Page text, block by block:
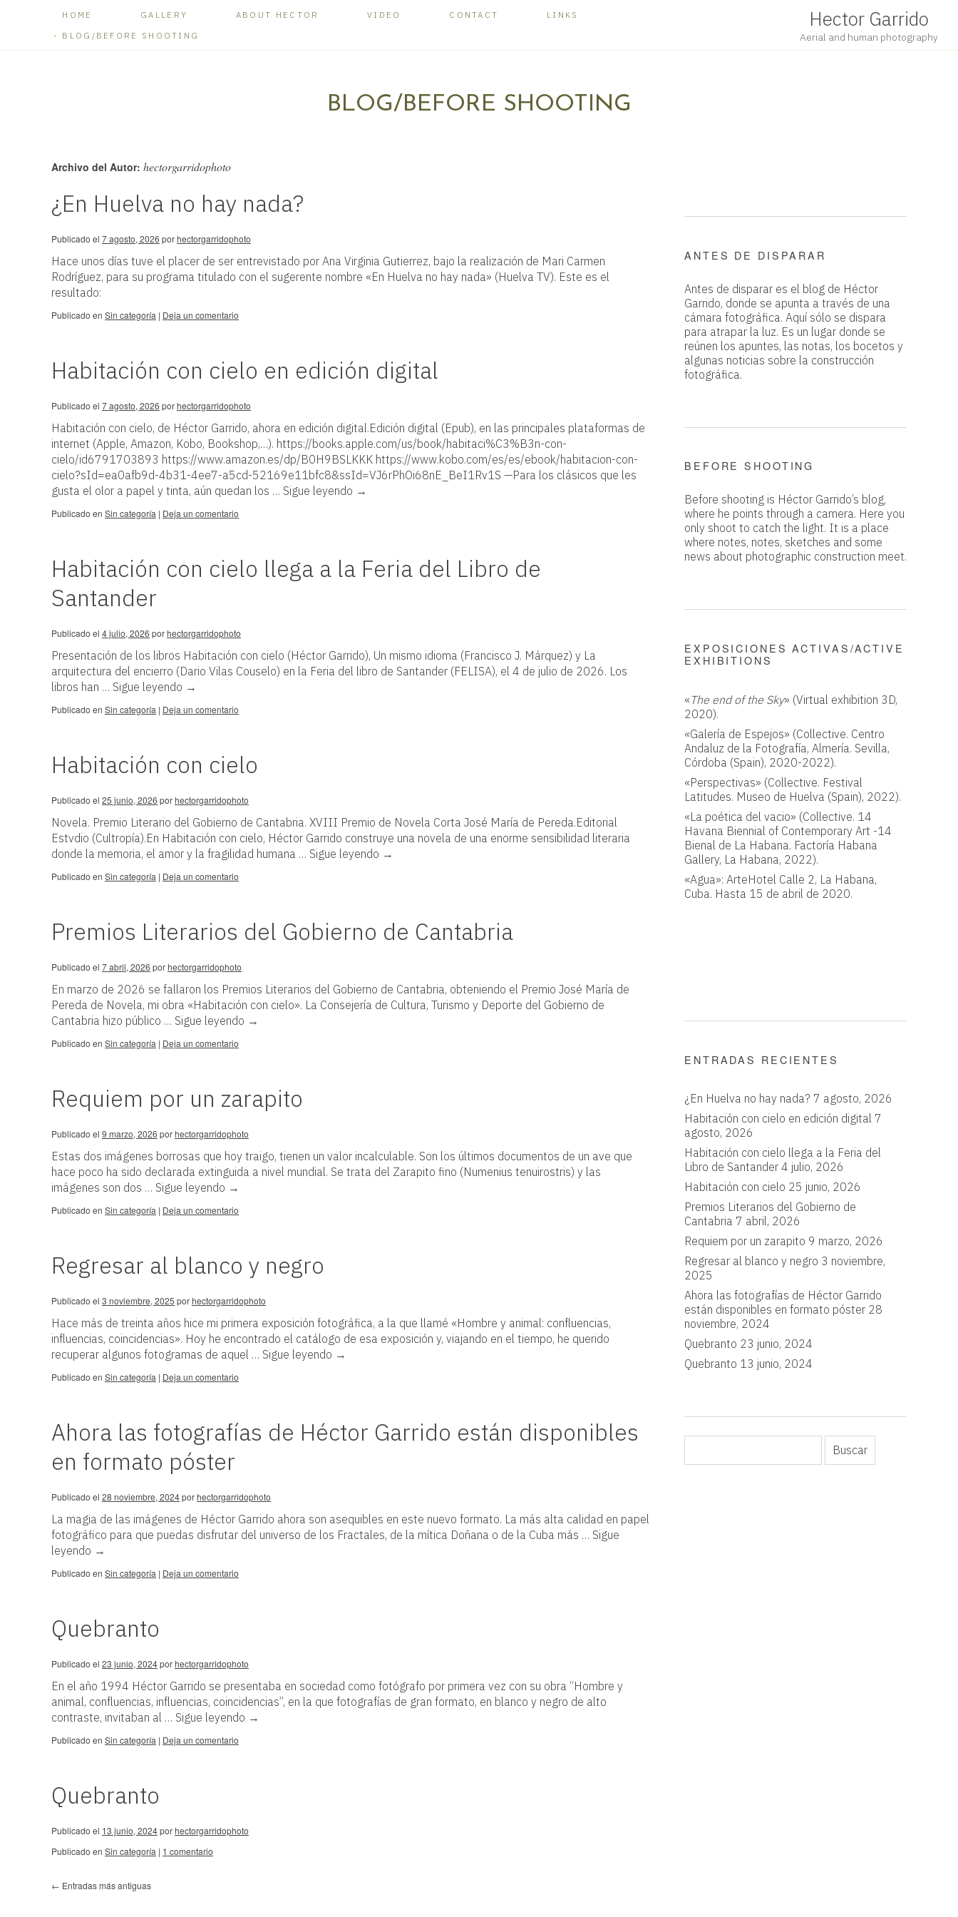
HOME GALLERY ABOUT HECTOR VIDEO CONTACT
LINKS
BLOG/BEFORE SHOOTING
Hector Garrido
Aerial and human photography
BLOG/BEFORE SHOOTING
Archivo del Autor: hectorgarridophoto
¿En Huelva no hay nada?
Publicado el 7 agosto, 2026 porhectorgarridophoto
Hace unos días tuve el placer de ser entrevistado por Ana Virginia Gutierrez, bajo la realización de Mari Carmen
Rodríguez, para su programa titulado con el sugerente nombre «En Huelva no hay nada» (Huelva TV). Este es el
resultado:
Publicado en Sin categoría | Deja un comentario
Habitación con cielo en edición digital
Publicado el 7 agosto, 2026 porhectorgarridophoto
Habitación con cielo, de Héctor Garrido, ahora en edición digital.Edición digital (Epub), en las principales plataformas de
internet (Apple, Amazon, Kobo, Bookshop,…). https://books.apple.com/us/book/habitaci%C3%B3n-con-
cielo/id6791703893 https://www.amazon.es/dp/B0H9BSLKKK https://www.kobo.com/es/es/ebook/habitacion-con-
cielo?sId=ea0afb9d-4b31-4ee7-a5cd-52169e11bfc8&ssId=VJ6rPhOi68nE_BeI1Rv1S —Para los clásicos que les
gusta el olor a papel y tinta, aún quedan los … Sigue leyendo →
Publicado en Sin categoría | Deja un comentario
Habitación con cielo llega a la Feria del Libro de
Santander
Publicado el 4 julio, 2026 porhectorgarridophoto
Presentación de los libros Habitación con cielo (Héctor Garrido), Un mismo idioma (Francisco J. Márquez) y La
arquitectura del encierro (Dario Vilas Couselo) en la Feria del libro de Santander (FELISA), el 4 de julio de 2026. Los
libros han … Sigue leyendo →
Publicado en Sin categoría | Deja un comentario
Habitación con cielo
Publicado el 25 junio, 2026 porhectorgarridophoto
Novela. Premio Literario del Gobierno de Cantabria. XVIII Premio de Novela Corta José María de Pereda.Editorial
Estvdio (Cultropía).En Habitación con cielo, Héctor Garrido construye una novela de una enorme sensibilidad literaria
donde la memoria, el amor y la fragilidad humana … Sigue leyendo →
Publicado en Sin categoría | Deja un comentario
Premios Literarios del Gobierno de Cantabria
Publicado el 7 abril, 2026 porhectorgarridophoto
En marzo de 2026 se fallaron los Premios Literarios del Gobierno de Cantabria, obteniendo el Premio José María de
Pereda de Novela, mi obra «Habitación con cielo». La Consejería de Cultura, Turismo y Deporte del Gobierno de
Cantabria hizo público … Sigue leyendo →
Publicado en Sin categoría | Deja un comentario
Requiem por un zarapito
Publicado el 9 marzo, 2026 porhectorgarridophoto
Estas dos imágenes borrosas que hoy traigo, tienen un valor incalculable. Son los últimos documentos de un ave que
hace poco ha sido declarada extinguida a nivel mundial. Se trata del Zarapito fino (Numenius tenuirostris) y las
imágenes son dos … Sigue leyendo →
Publicado en Sin categoría | Deja un comentario
Regresar al blanco y negro
Publicado el 3 noviembre, 2025 porhectorgarridophoto
Hace más de treinta años hice mi primera exposición fotográfica, a la que llamé «Hombre y animal: confluencias,
influencias, coincidencias». Hoy he encontrado el catálogo de esa exposición y, viajando en el tiempo, he querido
recuperar algunos fotogramas de aquel … Sigue leyendo →
Publicado en Sin categoría | Deja un comentario
Ahora las fotografías de Héctor Garrido están disponibles
en formato póster
Publicado el 28 noviembre, 2024porhectorgarridophoto
La magia de las imágenes de Héctor Garrido ahora son asequibles en este nuevo formato. La más alta calidad en papel
fotográfico para que puedas disfrutar del universo de los Fractales, de la mítica Doñana o de la Cuba más … Sigue
leyendo →
Publicado en Sin categoría | Deja un comentario
Quebranto
Publicado el 23 junio, 2024porhectorgarridophoto
En el año 1994 Héctor Garrido se presentaba en sociedad como fotógrafo por primera vez con su obra “Hombre y
animal, confluencias, influencias, coincidencias”, en la que fotografías de gran formato, en blanco y negro de alto
contraste, invitaban al … Sigue leyendo →
Publicado en Sin categoría | Deja un comentario
Quebranto
Publicado el 13 junio, 2024porhectorgarridophoto
Publicado en Sin categoría | 1 comentario
← Entradas más antiguas
ANTES DE DISPARAR
Antes de disparar es el blog de Héctor
Garrido, donde se apunta a través de una
cámara fotográfica. Aquí sólo se dispara
para atrapar la luz. Es un lugar donde se
reúnen los apuntes, las notas, los bocetos y
algunas noticias sobre la construcción
fotográfica.
BEFORE SHOOTING
Before shooting is Héctor Garrido’s blog,
where he points through a camera. Here you
only shoot to catch the light. It is a place
where notes, notes, sketches and some
news about photographic construction meet.
EXPOSICIONES ACTIVAS/ACTIVE
EXHIBITIONS
«The end of the Sky» (Virtual exhibition 3D,
2020).
«Galería de Espejos» (Collective. Centro
Andaluz de la Fotografía, Almería. Sevilla,
Córdoba (Spain), 2020-2022).
«Perspectivas» (Collective. Festival
Latitudes. Museo de Huelva (Spain), 2022).
«La poética del vacio» (Collective. 14
Havana Biennial of Contemporary Art -14
Bienal de La Habana. Factoría Habana
Gallery, La Habana, 2022).
«Agua»: ArteHotel Calle 2, La Habana,
Cuba. Hasta 15 de abril de 2020.
ENTRADAS RECIENTES
¿En Huelva no hay nada? 7 agosto, 2026
Habitación con cielo en edición digital 7
agosto, 2026
Habitación con cielo llega a la Feria del
Libro de Santander 4 julio, 2026
Habitación con cielo 25 junio, 2026
Premios Literarios del Gobierno de
Cantabria 7 abril, 2026
Requiem por un zarapito 9 marzo, 2026
Regresar al blanco y negro 3 noviembre,
2025
Ahora las fotografías de Héctor Garrido
están disponibles en formato póster 28
noviembre, 2024
Quebranto 23 junio, 2024
Quebranto 13 junio, 2024